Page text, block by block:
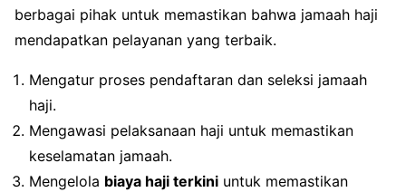
berbagai pihak untuk memastikan bahwa jamaah haji
mendapatkan pelayanan yang terbaik.
Mengatur proses pendaftaran dan seleksi jamaah
haji.
Mengawasi pelaksanaan haji untuk memastikan
keselamatan jamaah.
Mengelola biaya haji terkini untuk memastikan